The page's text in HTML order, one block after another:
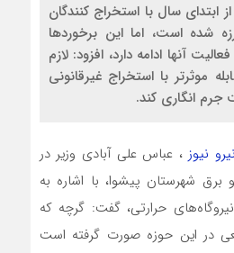
از ابتدای سال با استخراج کنندگان
شده است، اما این برخوردها
آنها ادامه دارد، افزود: لازم
موثرتر با استخراج غیرقانونی
جرم انگاری کند.
نیرو نیوز، عباس علی آبادی وزیر در
شهرستان پیشوا، با اشاره به
حرارتی، گفت: گرچه که
در این حوزه صورت گرفته است